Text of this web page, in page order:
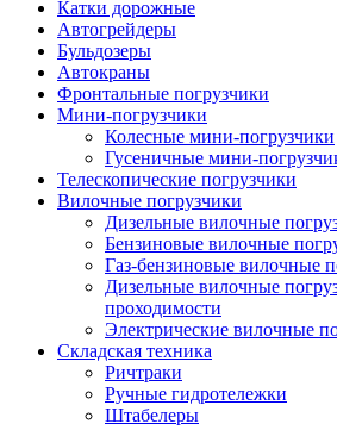
Катки дорожные
Автогрейдеры
Бульдозеры
Автокраны
Фронтальные погрузчики
Мини-погрузчики
Колесные мини-погрузчики
Гусеничные мини-
Телескопические погрузчики
Вилочные погрузчики
Дизельные вилочные
Бензиновые вилочные
Газ-бензиновые вилочные
Дизельные вилочные
проходимости
Электрические вилочные
Складская техника
Ричтраки
Ручные гидротележки
Штабелеры